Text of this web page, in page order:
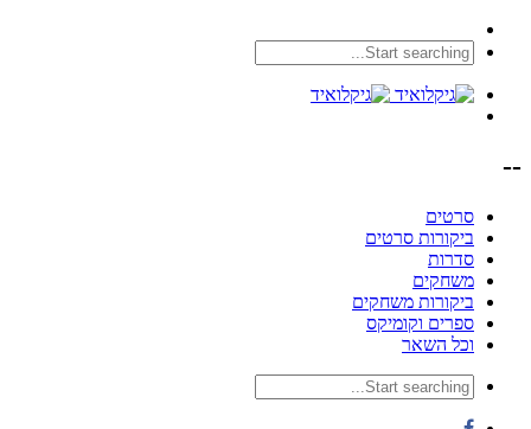
--
סרטים
ביקורות סרטים
סדרות
משחקים
ביקורות משחקים
ספרים וקומיקס
וכל השאר